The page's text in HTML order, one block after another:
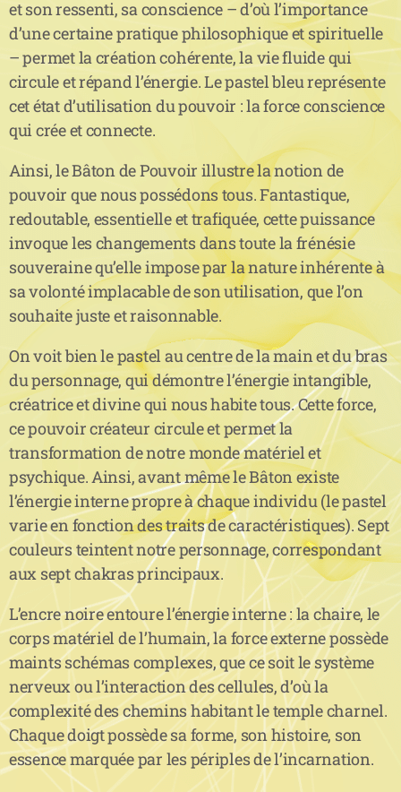
et son ressenti, sa conscience – d’où l’importance
d’une certaine pratique philosophique et spirituelle
– permet la création cohérente, la vie fluide qui
circule et répand l’énergie. Le pastel bleu représente
cet état d’utilisation du pouvoir : la force conscience
qui crée et connecte.
Ainsi, le Bâton de Pouvoir illustre la notion de
pouvoir que nous possédons tous. Fantastique,
redoutable, essentielle et trafiquée, cette puissance
invoque les changements dans toute la frénésie
souveraine qu’elle impose par la nature inhérente à
sa volonté implacable de son utilisation, que l’on
souhaite juste et raisonnable.
On voit bien le pastel au centre de la main et du bras
du personnage, qui démontre l’énergie intangible,
créatrice et divine qui nous habite tous. Cette force,
ce pouvoir créateur circule et permet la
transformation de notre monde matériel et
psychique. Ainsi, avant même le Bâton existe
l’énergie interne propre à chaque individu (le pastel
varie en fonction des traits de caractéristiques). Sept
couleurs teintent notre personnage, correspondant
aux sept chakras principaux.
L’encre noire entoure l’énergie interne : la chaire, le
corps matériel de l’humain, la force externe possède
maints schémas complexes, que ce soit le système
nerveux ou l’interaction des cellules, d’où la
complexité des chemins habitant le temple charnel.
Chaque doigt possède sa forme, son histoire, son
essence marquée par les périples de l’incarnation.